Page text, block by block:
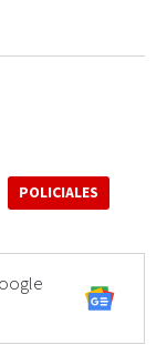
POLICIALES